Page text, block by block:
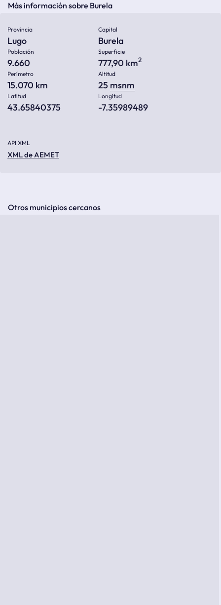
Más información sobre Burela
Provincia
Lugo
Capital
Burela
Población
9.660
Superficie
777,90 km2
Perímetro
15.070 km
Altitud
25 msnm
Latitud
43.65840375
Longitud
-7.35989489
API XML
XML de AEMET
Otros municipios cercanos